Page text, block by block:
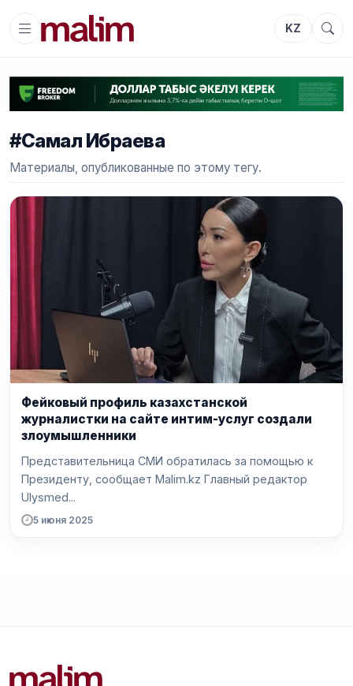
KZ
#Самал Ибраева
Материалы, опубликованные по этому тегу.
Фейковый профиль казахстанской
журналистки на сайте интим-услуг создали
злоумышленники
Представительница СМИ обратилась за помощью к
Президенту, сообщает Malim.kz Главный редактор
Ulysmed...
5 июня 2025